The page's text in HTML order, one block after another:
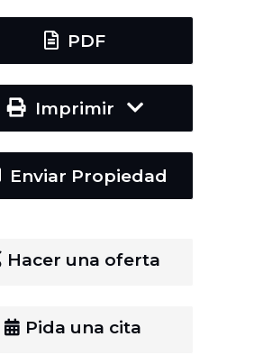
PDF
Imprimir
Enviar Propiedad
Hacer una oferta
Pida una cita